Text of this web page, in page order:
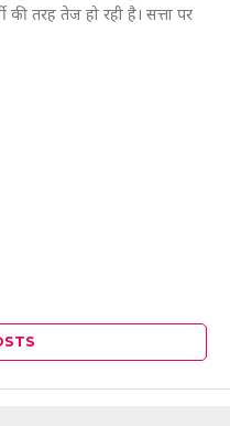
तरह तेज हो रही है। सत्ता पर